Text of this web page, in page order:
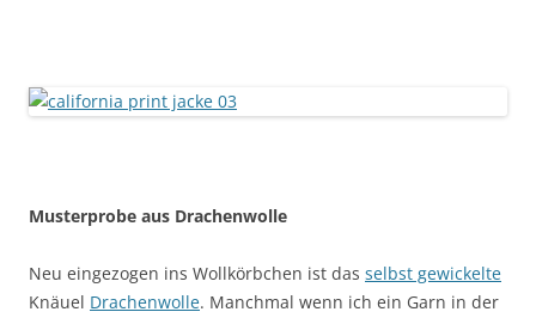
Musterprobe aus Drachenwolle
Neu eingezogen ins Wollkörbchen ist das selbst gewickelte
Knäuel Drachenwolle. Manchmal wenn ich ein Garn in der